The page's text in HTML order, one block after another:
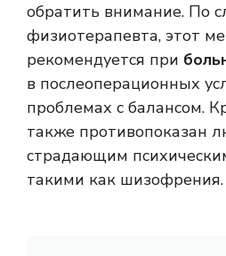
обратить внимание. По
физиотерапевта, этот
рекомендуется при
в послеоперационных
проблемах с балансом.
также противопоказан
страдающим
такими как шизофрения.